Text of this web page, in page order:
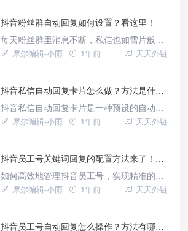
处理这些信息，精准回应粉丝的需求，成为
众多运营者亟待解决的难题。今天，我们就
来深入探讨摩尔抖客如何凭借抖音粉丝群关
键词回复功能，为这一困境提供行之有
抖音粉丝群自动回复如何设置？看这里！
每天粉丝群里消息不断，私信也如雪片般飞
来，如何及时回复每一条消息，避免粉丝的
们就来聊聊摩尔抖客如何帮你解决这些难
题，实现抖音粉丝群自动回复以及认识抖音
私信自动回复卡片。
摩尔编辑-小雨 1年前 天天外链
抖音私信自动回复卡片怎么做？方法是什么？
抖音私信自动回复卡片是一种预设的自动回
复功能，当用户发送私信时，系统会根据预
程序，为用户提供快速响应和信息传递的新
方式。
摩尔编辑-小雨 1年前 天天外链
抖音员工号关键词回复的配置方法来了！超简单！
如何高效地管理抖音员工号，实现精准的关
键词回复，提升用户互动与转化效率，是许
绍一款强大的第三方工具——摩尔抖客，它
摩尔编辑-小雨 1年前 天天外链
抖音员工号自动回复怎么操作？方法有哪些？